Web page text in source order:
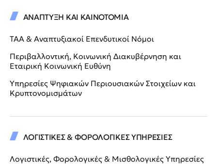
ΑΝΑΠΤΥΞΗ ΚΑΙ ΚΑΙΝΟΤΟΜΙΑ
ΤΑΑ & Αναπτυξιακοί Επενδυτικοί Νόμοι
Περιβαλλοντική, Κοινωνική Διακυβέρνηση και
Εταιρική Κοινωνική Ευθύνη
Υπηρεσίες Ψηφιακών Περιουσιακών Στοιχείων και
Κρυπτονομισμάτων
ΛΟΓΙΣΤΙΚΕΣ & ΦΟΡΟΛΟΓΙΚΕΣ ΥΠΗΡΕΣΙΕΣ
Λογιστικές, Φορολογικές & Μισθολογικές Υπηρεσίες